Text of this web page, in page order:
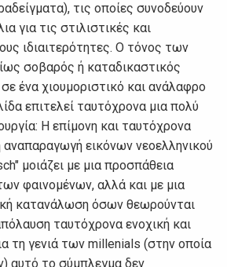
τις οποίες συνοδεύουν
για τις στιλιστικές και
ιδιαιτερότητες. Ο τόνος των
σοβαρός ή καταδικαστικός
ένα χιουμοριστικό και ανάλαφρο
επιτελεί ταυτόχρονα μια πολύ
Η επίμονη και ταυτόχρονα
εικόνων νεοελληνικού
μοιάζει με μια προσπάθεια
φαινομένων, αλλά και με μια
κατανάλωση όσων θεωρούνται
ταυτόχρονα ενοχική και
τη γενιά των millenials (στην οποία
αυτό το σύμπλεγμα δεν